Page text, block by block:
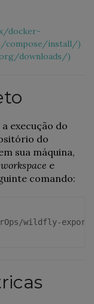
docker-
compose/install/)
downloads/)
execução do
do
sua máquina,
workspace e
comando:
wildfly-